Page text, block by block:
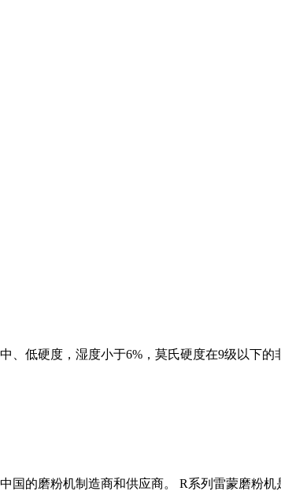
低硬度，湿度小于6%，莫氏硬度在9级以下
国的磨粉机制造商和供应商。 R系列雷蒙磨粉